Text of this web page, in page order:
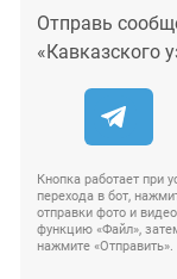
Отправь
«Кавказского
Кнопка работает при
перехода в бот,
отправки фото и
функцию «Файл»,
нажмите «Отправить».